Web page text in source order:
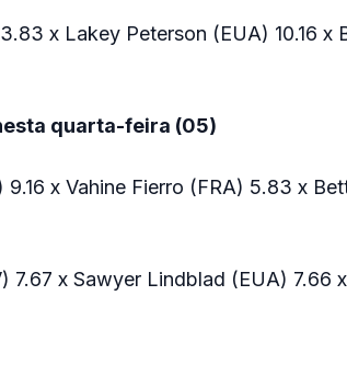
x Lakey Peterson (EUA) 10.16 x
quarta-feira (05)
x Vahine Fierro (FRA) 5.83 x
7.67 x Sawyer Lindblad (EUA) 7.66